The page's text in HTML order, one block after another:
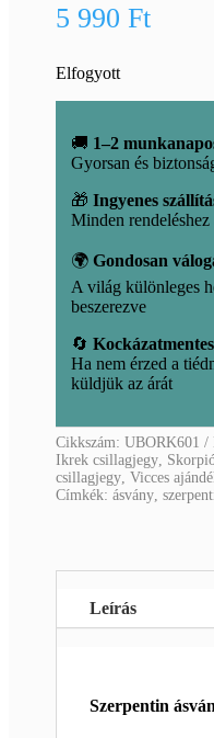
5 990Ft
Elfogyott
🚚 1–2
Gyorsan és
🎁Ingyenes
Minden
🌍Gondosan
A világ különleges
beszerezve
🔄
Ha nem érzed a
küldjük az árát
Cikkszám:UBORK601
Ikrek csillagjegy
csillagjegy ,Vicces
Címkék:ásvány ,
Leírás
Szerpentin